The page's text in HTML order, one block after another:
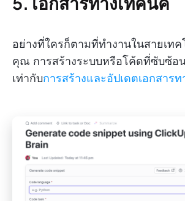
อย่างที่ใครก็ตามที่ทำงานในสายเท
คุณ การสร้างระบบหรือโค้ดที่ซับซ้อ
เท่ากับการสร้างและอัปเดตเอกสาร